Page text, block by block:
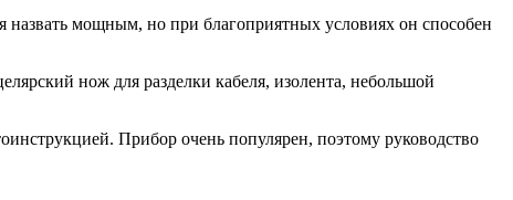
мощным, но при благоприятных условиях он способен
нож для разделки кабеля, изолента, небольшой
Прибор очень популярен, поэтому руководство